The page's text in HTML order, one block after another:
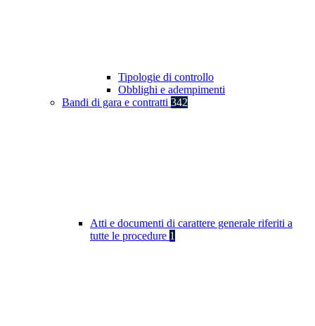
Tipologie di controllo
Obblighi e adempimenti
Bandi di gara e contratti 342
Atti e documenti di carattere generale riferiti a
tutte le procedure 1